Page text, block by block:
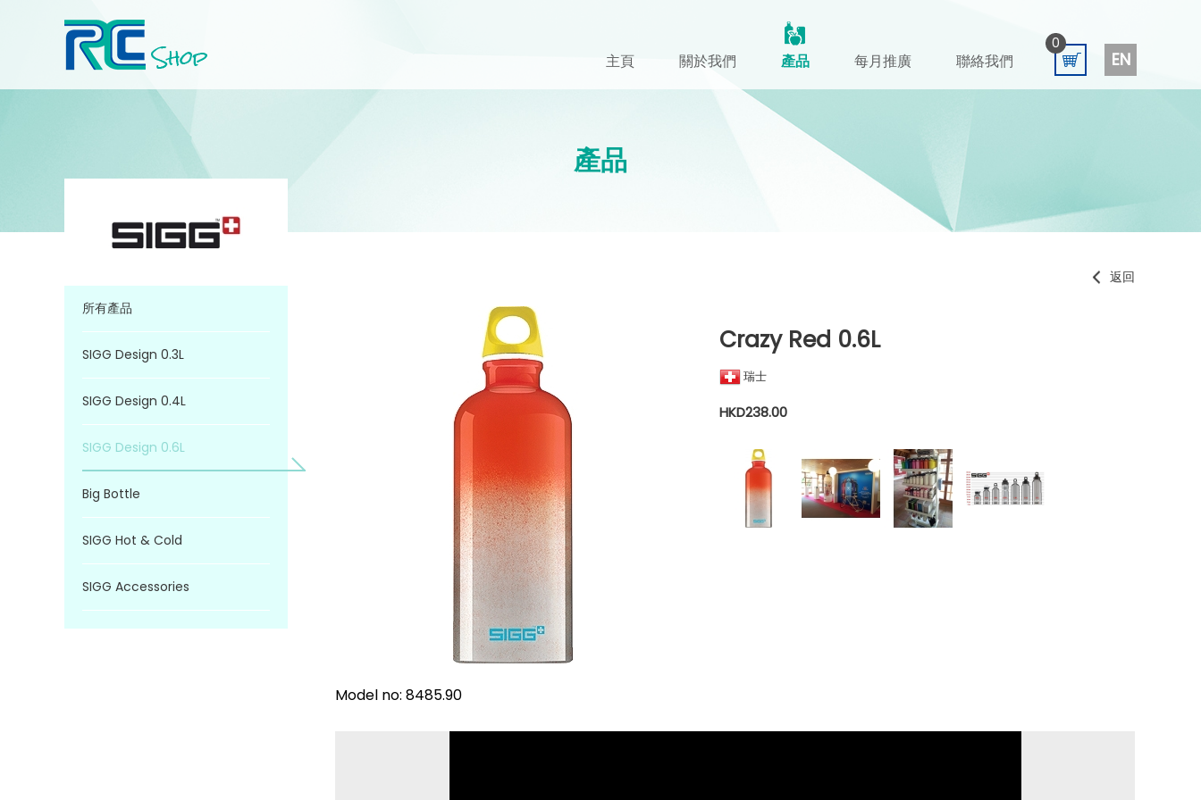
0
EN
主頁 關於我們 產品 每月推廣 聯絡我們
產品
所有產品
SIGG Design 0.3L
SIGG Design 0.4L
SIGG Design 0.6L
Big Bottle
SIGG Hot & Cold
SIGG Accessories
返回
Crazy Red 0.6L
瑞士
HKD238.00
Model no: 8485.90